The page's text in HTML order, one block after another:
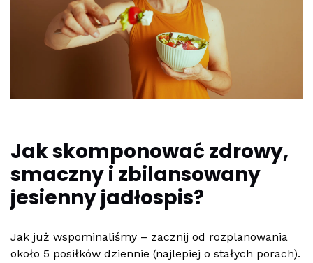
Jak skomponować zdrowy,
smaczny i zbilansowany
jesienny jadłospis?
Jak już wspominaliśmy – zacznij od rozplanowania
około 5 posiłków dziennie (najlepiej o stałych porach).